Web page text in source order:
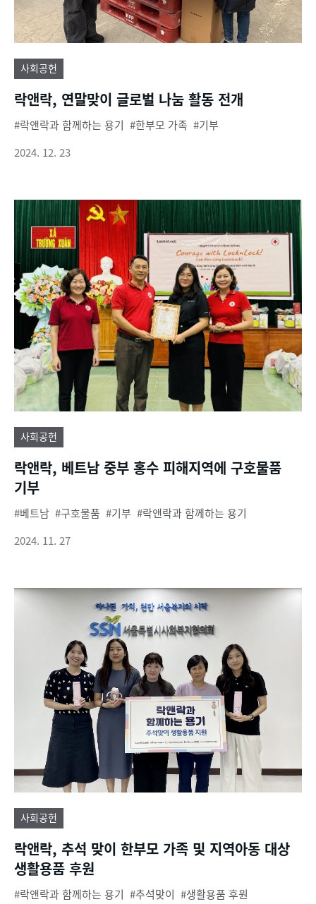
사회공헌
락앤락, 연말맞이 글로벌 나눔 활동 전개
락앤락과 함께하는 용기 한부모 가족
기부
2024. 12. 23
사회공헌
락앤락, 베트남 중부 홍수 피해지역에 구호물품
기부
베트남 구호물품 기부
락앤락과 함께하는 용기
2024. 11. 27
사회공헌
락앤락, 추석 맞이 한부모 가족 및 지역아동 대상
생활용품 후원
락앤락과 함께하는 용기 추석맞이
생활용품 후원